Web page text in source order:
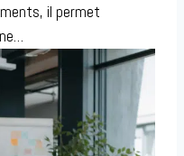
il permet